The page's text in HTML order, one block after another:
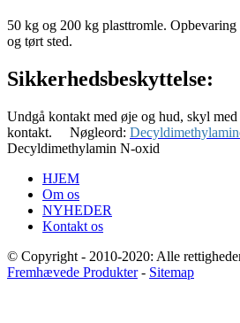
50 kg og 200 kg plasttromle.
og tørt sted.
Sikkerhedsbeskyttelse:
Undgå kontakt med øje og hud, skyl
kontakt.
Nøgleord:
Decyldimethylamin N-oxid
HJEM
Om os
NYHEDER
Kontakt os
© Copyright - 2010-2020: Alle
Fremhævede Produkter- Sitemap